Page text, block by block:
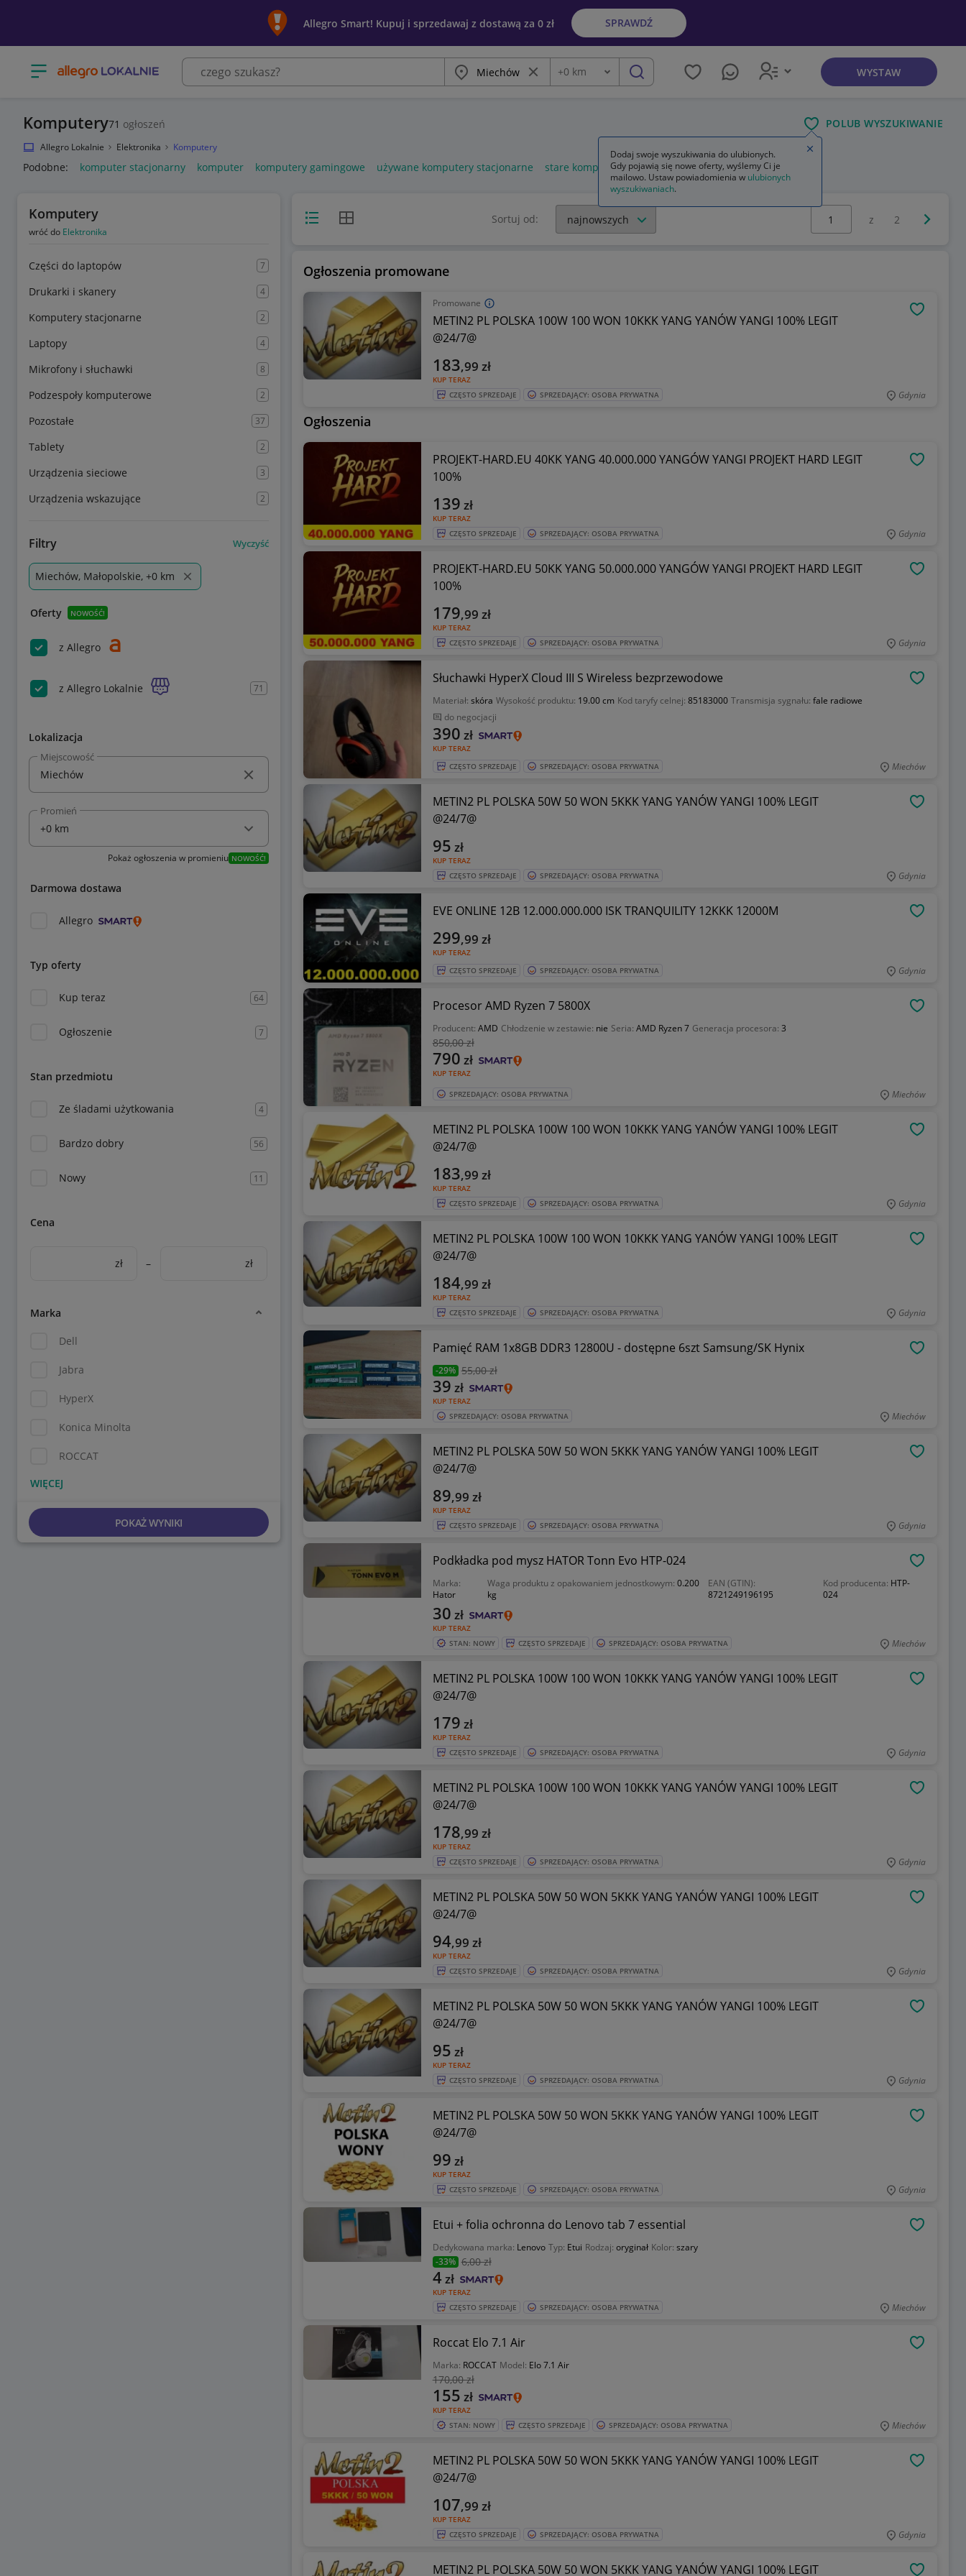
Allegro Smart! Kupuj i sprzedawaj z dostawą za 0 zł SPRAWDŹ
Otwórz menu z kategoriami Miasto Wyczyść frazę
Odległość
+0 km szukaj WYSTAW
Komputery71 ogłoszeń POLUB WYSZUKIWANIE
Allegro Lokalnie Elektronika Komputery
Podobne: komputer stacjonarny komputer komputery gamingowe używane komputery stacjonarne stare komputery
Komputery
wróć do Elektronika
Części do laptopów 7
Drukarki i skanery 4
Komputery stacjonarne 2
Laptopy 4
Mikrofony i słuchawki 8
Podzespoły komputerowe 2
Pozostałe 37
Tablety 2
Urządzenia sieciowe 3
Urządzenia wskazujące 2
Filtry Wyczyść
Miechów, Małopolskie, +0 km
Oferty NOWOŚĆ!
z Allegro
z Allegro Lokalnie 71
Lokalizacja
Miejscowość
Promień
Pokaż ogłoszenia w promieniu NOWOŚĆ!
Darmowa dostawa
Allegro
Typ oferty
Kup teraz 64
Ogłoszenie 7
Stan przedmiotu
Ze śladami użytkowania 4
Bardzo dobry 56
Nowy 11
Cena
zł – zł
Marka
Dell
Jabra
HyperX
Konica Minolta
ROCCAT
POKAŻ WYNIKI
Widok listyWidok siatki Sortuj od:
Wybierz stronę:
z 2
Ogłoszenia promowane
Promowane
METIN2 PL POLSKA 100W 100 WON 10KKK YANG YANÓW YANGI 100% LEGIT
@24/7@
KUP TERAZ
183,99 zł
CZĘSTO SPRZEDAJE SPRZEDAJĄCY: OSOBA PRYWATNA Gdynia
Ogłoszenia
PROJEKT-HARD.EU 40KK YANG 40.000.000 YANGÓW YANGI PROJEKT HARD LEGIT
100%
KUP TERAZ
139 zł
CZĘSTO SPRZEDAJE SPRZEDAJĄCY: OSOBA PRYWATNA Gdynia
PROJEKT-HARD.EU 50KK YANG 50.000.000 YANGÓW YANGI PROJEKT HARD LEGIT
100%
KUP TERAZ
179,99 zł
CZĘSTO SPRZEDAJE SPRZEDAJĄCY: OSOBA PRYWATNA Gdynia
Słuchawki HyperX Cloud III S Wireless bezprzewodowe
Materiał: skóra Wysokość produktu: 19.00 cm Kod taryfy celnej: 85183000 Transmisja sygnału: fale radiowe
do negocjacji
KUP TERAZ
390 zł
CZĘSTO SPRZEDAJE SPRZEDAJĄCY: OSOBA PRYWATNA Miechów
METIN2 PL POLSKA 50W 50 WON 5KKK YANG YANÓW YANGI 100% LEGIT
@24/7@
KUP TERAZ
95 zł
CZĘSTO SPRZEDAJE SPRZEDAJĄCY: OSOBA PRYWATNA Gdynia
EVE ONLINE 12B 12.000.000.000 ISK TRANQUILITY 12KKK 12000M
KUP TERAZ
299,99 zł
CZĘSTO SPRZEDAJE SPRZEDAJĄCY: OSOBA PRYWATNA Gdynia
Procesor AMD Ryzen 7 5800X
Producent: AMD Chłodzenie w zestawie: nie Seria: AMD Ryzen 7 Generacja procesora: 3
850,00 zł
KUP TERAZ
790 zł
SPRZEDAJĄCY: OSOBA PRYWATNA Miechów
METIN2 PL POLSKA 100W 100 WON 10KKK YANG YANÓW YANGI 100% LEGIT
@24/7@
KUP TERAZ
183,99 zł
CZĘSTO SPRZEDAJE SPRZEDAJĄCY: OSOBA PRYWATNA Gdynia
METIN2 PL POLSKA 100W 100 WON 10KKK YANG YANÓW YANGI 100% LEGIT
@24/7@
KUP TERAZ
184,99 zł
CZĘSTO SPRZEDAJE SPRZEDAJĄCY: OSOBA PRYWATNA Gdynia
Pamięć RAM 1x8GB DDR3 12800U - dostępne 6szt Samsung/SK Hynix
-29% 55,00 zł
KUP TERAZ
39 zł
SPRZEDAJĄCY: OSOBA PRYWATNA Miechów
METIN2 PL POLSKA 50W 50 WON 5KKK YANG YANÓW YANGI 100% LEGIT
@24/7@
KUP TERAZ
89,99 zł
CZĘSTO SPRZEDAJE SPRZEDAJĄCY: OSOBA PRYWATNA Gdynia
Podkładka pod mysz HATOR Tonn Evo HTP-024
Marka:
Hator
Waga produktu z opakowaniem jednostkowym: 0.200
kg
EAN (GTIN):
8721249196195
Kod producenta: HTP-
024
KUP TERAZ
30 zł
STAN: NOWY CZĘSTO SPRZEDAJE SPRZEDAJĄCY: OSOBA PRYWATNA Miechów
METIN2 PL POLSKA 100W 100 WON 10KKK YANG YANÓW YANGI 100% LEGIT
@24/7@
KUP TERAZ
179 zł
CZĘSTO SPRZEDAJE SPRZEDAJĄCY: OSOBA PRYWATNA Gdynia
METIN2 PL POLSKA 100W 100 WON 10KKK YANG YANÓW YANGI 100% LEGIT
@24/7@
KUP TERAZ
178,99 zł
CZĘSTO SPRZEDAJE SPRZEDAJĄCY: OSOBA PRYWATNA Gdynia
METIN2 PL POLSKA 50W 50 WON 5KKK YANG YANÓW YANGI 100% LEGIT
@24/7@
KUP TERAZ
94,99 zł
CZĘSTO SPRZEDAJE SPRZEDAJĄCY: OSOBA PRYWATNA Gdynia
METIN2 PL POLSKA 50W 50 WON 5KKK YANG YANÓW YANGI 100% LEGIT
@24/7@
KUP TERAZ
95 zł
CZĘSTO SPRZEDAJE SPRZEDAJĄCY: OSOBA PRYWATNA Gdynia
METIN2 PL POLSKA 50W 50 WON 5KKK YANG YANÓW YANGI 100% LEGIT
@24/7@
KUP TERAZ
99 zł
CZĘSTO SPRZEDAJE SPRZEDAJĄCY: OSOBA PRYWATNA Gdynia
Etui + folia ochronna do Lenovo tab 7 essential
Dedykowana marka: Lenovo Typ: Etui Rodzaj: oryginał Kolor: szary
-33% 6,00 zł
KUP TERAZ
4 zł
CZĘSTO SPRZEDAJE SPRZEDAJĄCY: OSOBA PRYWATNA Miechów
Roccat Elo 7.1 Air
Marka: ROCCAT Model: Elo 7.1 Air
170,00 zł
KUP TERAZ
155 zł
STAN: NOWY CZĘSTO SPRZEDAJE SPRZEDAJĄCY: OSOBA PRYWATNA Miechów
METIN2 PL POLSKA 50W 50 WON 5KKK YANG YANÓW YANGI 100% LEGIT
@24/7@
KUP TERAZ
107,99 zł
CZĘSTO SPRZEDAJE SPRZEDAJĄCY: OSOBA PRYWATNA Gdynia
METIN2 PL POLSKA 50W 50 WON 5KKK YANG YANÓW YANGI 100% LEGIT
Dodaj swoje wyszukiwania do ulubionych.
Gdy pojawią się nowe oferty, wyślemy Ci je
mailowo. Ustaw powiadomienia w ulubionych
wyszukiwaniach.
Zamknij wskazówkę